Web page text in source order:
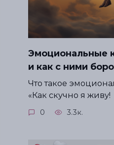
Эмоциональные
и как с ними
Что такое
«Как скучно я живу!
0 3.3к.